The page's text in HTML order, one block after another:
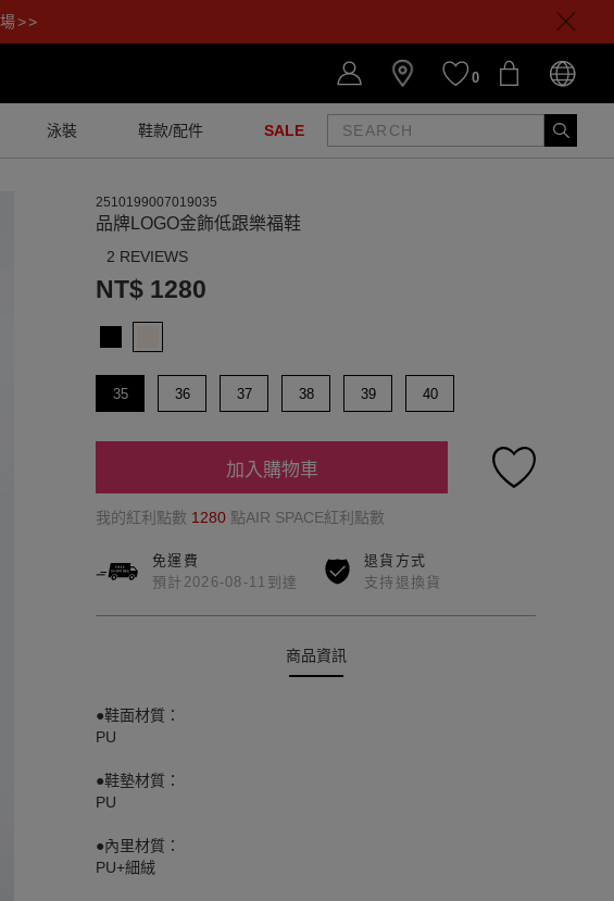
>>
0
泳裝 鞋款/配件 SALE
2510199007019035
品牌LOGO金飾低跟樂福鞋
2 REVIEWS
NT$ 1280
35 36 37 38 39 40
加入購物車
我的紅利點數 1280 點AIR SPACE紅利點數
免運費
預計2026-08-11到達
退貨方式
支持退換貨
商品資訊
●鞋面材質：
PU
●鞋墊材質：
PU
●內里材質：
PU+細絨